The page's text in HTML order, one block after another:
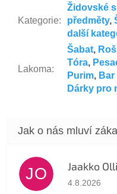
Kategorie:
Židovské
předměty,
další
Lakoma:
Šabat,
Tóra,
Purim,
Dárky pro
JO Jaakko
Hodnocení
4.8.2026